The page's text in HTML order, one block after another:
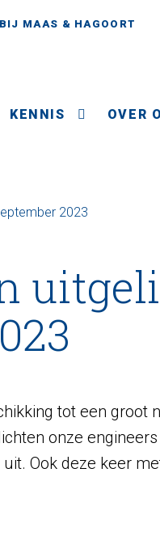
MAAS & HAGOORT
KENNIS OVER
2023
tot een groot
onze
Ook deze keer